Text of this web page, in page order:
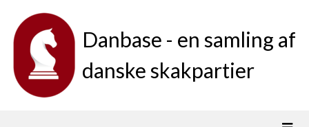
Danbase - en samling af
danske skakpartier